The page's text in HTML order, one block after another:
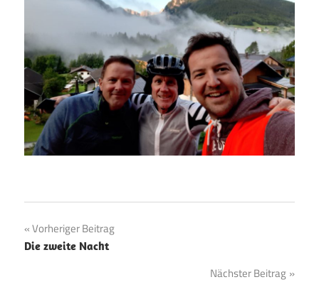
Beitragsnavigation
Vorheriger Beitrag
Die zweite Nacht
Nächster Beitrag